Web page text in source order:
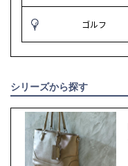
ゴルフ
シリーズから探す